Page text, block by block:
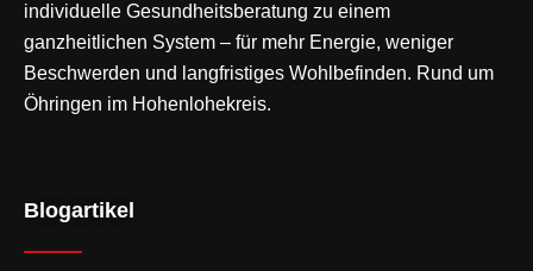
individuelle Gesundheitsberatung zu einem
ganzheitlichen System – für mehr Energie, weniger
Beschwerden und langfristiges Wohlbefinden. Rund um
Öhringen im Hohenlohekreis.
Blogartikel